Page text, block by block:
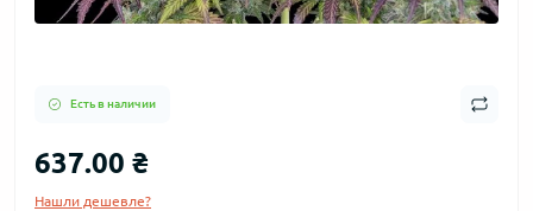
Есть в наличии
637.00 ₴
Нашли дешевле?